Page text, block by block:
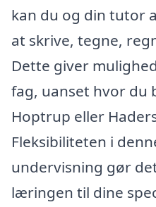
kan du og din tutor
at skrive, tegne,
Dette giver
fag, uanset hvor du
Hoptrup eller
Fleksibiliteten i
undervisning gør
læringen til dine